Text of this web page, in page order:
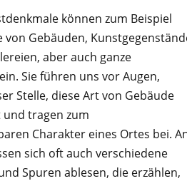
können zum Beispiel
von Gebäuden,
aber auch ganze
Sie führen uns vor Augen,
Stelle, diese Art von Gebäude
tragen zum
Charakter eines Ortes bei.
sich oft auch verschiedene
Spuren ablesen, die erzählen,